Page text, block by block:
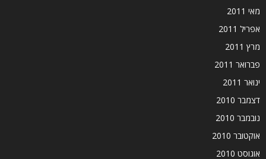
מאי 2011
אפריל 2011
מרץ 2011
פברואר 2011
ינואר 2011
דצמבר 2010
נובמבר 2010
אוקטובר 2010
אוגוסט 2010